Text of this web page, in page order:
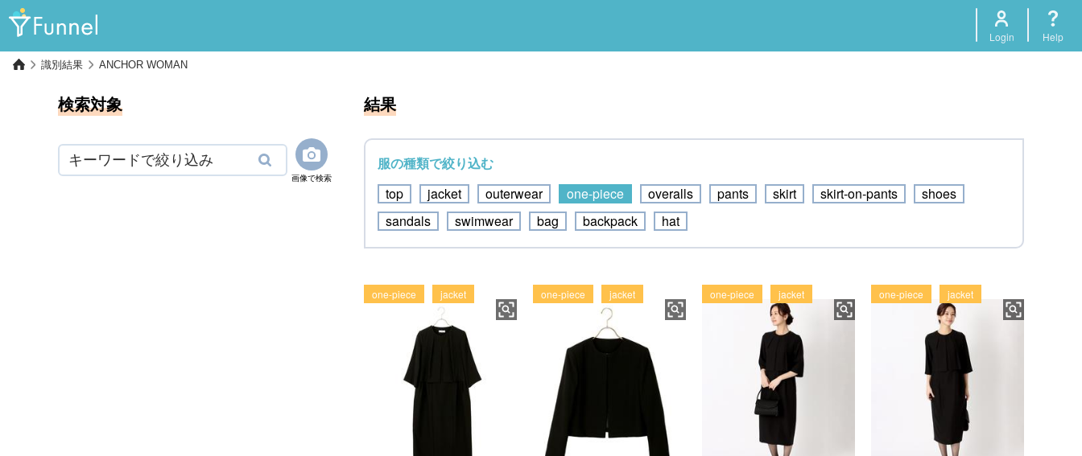
Login Help
識別結果 ANCHOR WOMAN
検索対象
画像で検索
結果
服の種類で絞り込む
top jacket outerwear one-piece overalls pants skirt skirt-on-pants
shoes
sandals
swimwear bag backpack hat
one-piece jacket one-piece jacket one-piece jacket one-piece jacket